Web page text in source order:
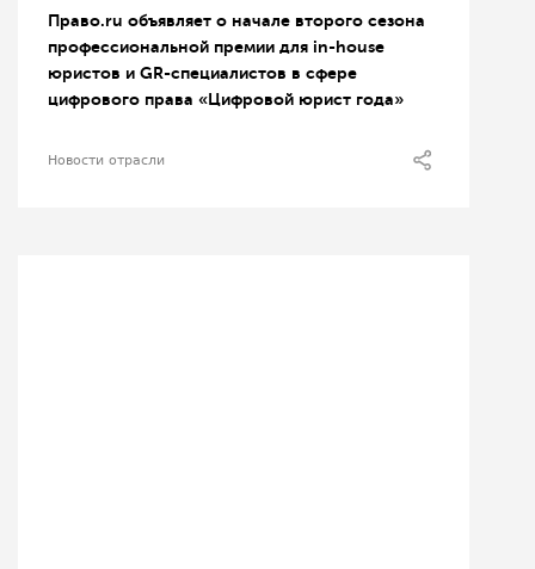
Право.ru объявляет о начале второго сезона
профессиональной премии для in-house
юристов и GR-специалистов в сфере
цифрового права «Цифровой юрист года»
Новости отрасли